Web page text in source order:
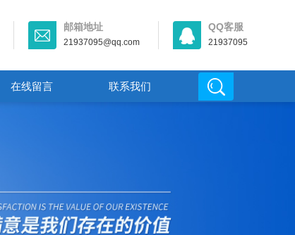
邮箱地址
21937095@qq.com
QQ客服
21937095
在线留言 联系我们